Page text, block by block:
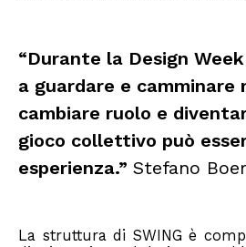
“Durante la Design
a guardare e camminare
cambiare ruolo e
gioco collettivo può
esperienza.” Stefano
La struttura di SWING è